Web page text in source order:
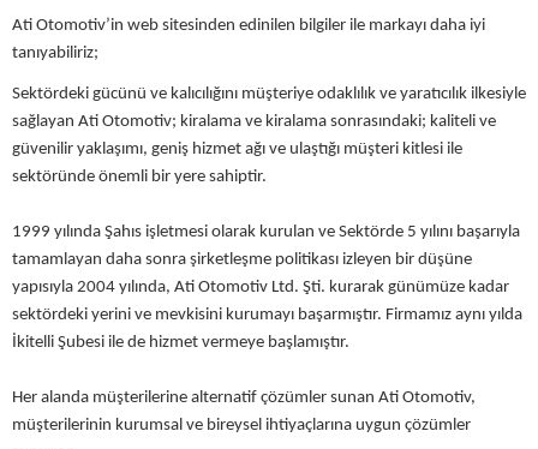
Ati Otomotiv’in web sitesinden edinilen bilgiler ile markayı daha iyi
tanıyabiliriz;
Sektördeki gücünü ve kalıcılığını müşteriye odaklılık ve yaratıcılık ilkesiyle
sağlayan Ati Otomotiv; kiralama ve kiralama sonrasındaki; kaliteli ve
güvenilir yaklaşımı, geniş hizmet ağı ve ulaştığı müşteri kitlesi ile
sektöründe önemli bir yere sahiptir.
1999 yılında Şahıs işletmesi olarak kurulan ve Sektörde 5 yılını başarıyla
tamamlayan daha sonra şirketleşme politikası izleyen bir düşüne
yapısıyla 2004 yılında, Ati Otomotiv Ltd. Şti. kurarak günümüze kadar
sektördeki yerini ve mevkisini kurumayı başarmıştır. Firmamız aynı yılda
İkitelli Şubesi ile de hizmet vermeye başlamıştır.
Her alanda müşterilerine alternatif çözümler sunan Ati Otomotiv,
müşterilerinin kurumsal ve bireysel ihtiyaçlarına uygun çözümler